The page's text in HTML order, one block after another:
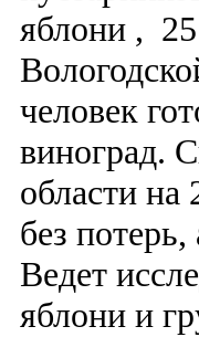
яблони ,
человек
виноград.
области на
без
Ведет
яблони и